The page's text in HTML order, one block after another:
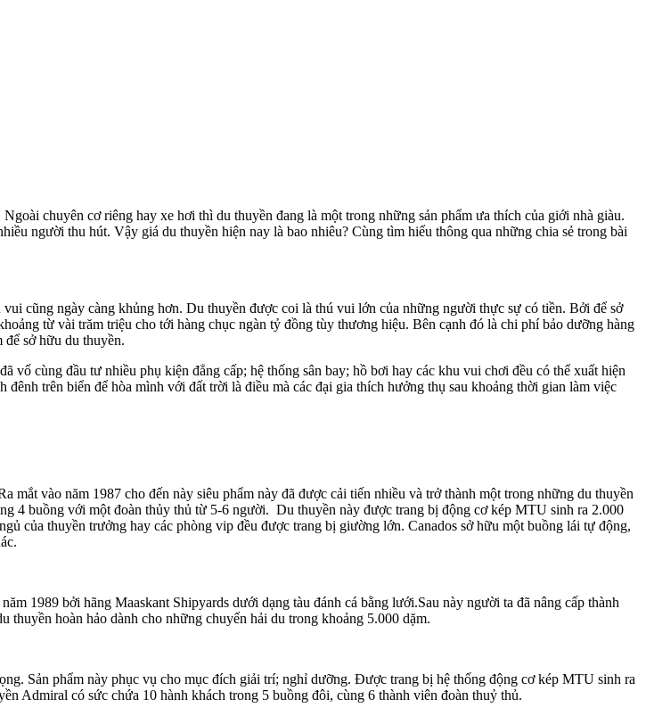
chuyên cơ riêng hay xe hơi thì du thuyền đang là một trong những sản phẩm ưa thích của giới nhà giàu.
người thu hút. Vậy giá du thuyền hiện nay là bao nhiêu? Cùng tìm hiểu thông qua những chia sẻ trong bài
cũng ngày càng khủng hơn. Du thuyền được coi là thú vui lớn của những người thực sự có tiền. Bởi để sở
từ vài trăm triệu cho tới hàng chục ngàn tỷ đồng tùy thương hiệu. Bên cạnh đó là chi phí bảo dưỡng hàng
sở hữu du thuyền.
vố cùng đầu tư nhiều phụ kiện đẳng cấp; hệ thống sân bay; hồ bơi hay các khu vui chơi đều có thể xuất hiện
trên biển để hòa mình với đất trời là điều mà các đại gia thích hưởng thụ sau khoảng thời gian làm việc
vào năm 1987 cho đến này siêu phẩm này đã được cải tiến nhiều và trở thành một trong những du thuyền
4 buồng với một đoàn thủy thủ từ 5-6 người. Du thuyền này được trang bị động cơ kép MTU sinh ra 2.000
của thuyền trưởng hay các phòng vip đều được trang bị giường lớn. Canados sở hữu một buồng lái tự động,
1989 bởi hãng Maaskant Shipyards dưới dạng tàu đánh cá bằng lưới.Sau này người ta đã nâng cấp thành
hoàn hảo dành cho những chuyến hải du trong khoảng 5.000 dặm.
Sản phẩm này phục vụ cho mục đích giải trí; nghỉ dưỡng. Được trang bị hệ thống động cơ kép MTU sinh ra
Admiral có sức chứa 10 hành khách trong 5 buồng đôi, cùng 6 thành viên đoàn thuỷ thủ.